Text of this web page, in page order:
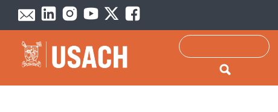
Passar para o conteúdo principal
Pesquisar